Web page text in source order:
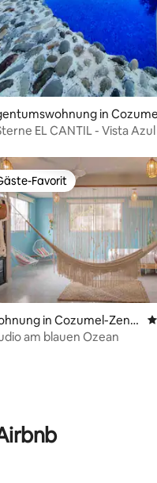
in
EL CANTIL - Vista
Bewertung: 5 von 5,
Favorit
Favorit
in Cozumel-Zentr
am blauen Ozean